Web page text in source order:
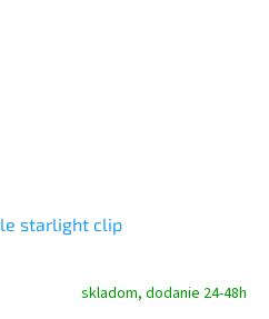
starlight clip
skladom, dodanie 24-48h